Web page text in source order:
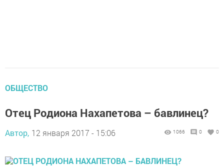
ОБЩЕСТВО
Отец Родиона Нахапетова – бавлинец?
Автор, 12 января 2017 - 15:06 1066 0 0